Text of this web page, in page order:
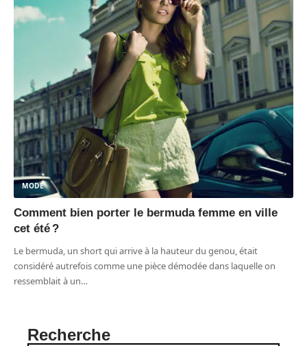
MODE
Comment bien porter le bermuda femme en ville
cet été ?
Le bermuda, un short qui arrive à la hauteur du genou, était
considéré autrefois comme une pièce démodée dans laquelle on
ressemblait à un…
Recherche